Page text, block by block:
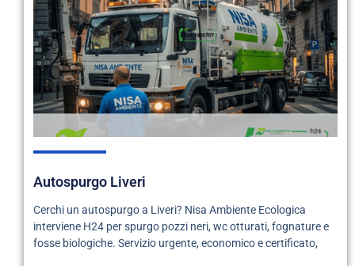
Autospurgo Liveri
Cerchi un autospurgo a Liveri? Nisa Ambiente Ecologica
interviene H24 per spurgo pozzi neri, wc otturati, fognature e
fosse biologiche. Servizio urgente, economico e certificato,